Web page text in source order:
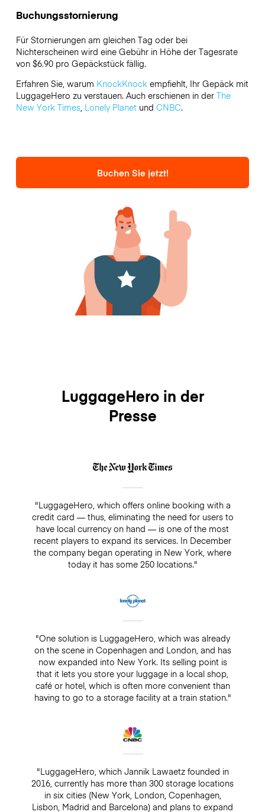
Buchungsstornierung
Für Stornierungen am gleichen Tag oder bei
Nichterscheinen wird eine Gebühr in Höhe der Tagesrate
von $6.90 pro Gepäckstück fällig.
Erfahren Sie, warum KnockKnockempfiehlt, Ihr Gepäck mit
LuggageHero zu verstauen. Auch erschienen in der The
New York Times, Lonely Planetund CNBC.
Buchen Sie jetzt!
LuggageHero in der
Presse
"LuggageHero, which offers online booking with a
credit card — thus, eliminating the need for users to
have local currency on hand — is one of the most
recent players to expand its services. In December
the company began operating in New York, where
today it has some 250 locations."
"One solution is LuggageHero, which was already
on the scene in Copenhagen and London, and has
now expanded into New York. Its selling point is
that it lets you store your luggage in a local shop,
café or hotel, which is often more convenient than
having to go to a storage facility at a train station."
"LuggageHero, which Jannik Lawaetz founded in
2016, currently has more than 300 storage locations
in six cities (New York, London, Copenhagen,
Lisbon, Madrid and Barcelona) and plans to expand